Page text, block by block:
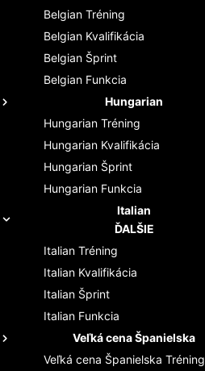
Belgian Tréning
Belgian Kvalifikácia
Belgian Šprint
Belgian Funkcia
Hungarian
Hungarian Tréning
Hungarian Kvalifikácia
Hungarian Šprint
Hungarian Funkcia
Italian
ĎALŠIE
Italian Tréning
Italian Kvalifikácia
Italian Šprint
Italian Funkcia
Veľká cena Španielska
Veľká cena Španielska Tréning